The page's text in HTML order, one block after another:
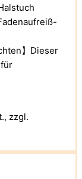
】Dieser
zzgl.